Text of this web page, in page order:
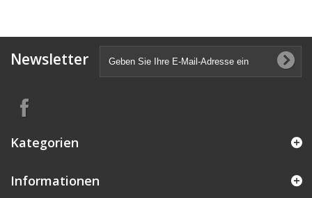
Newsletter
Kategorien
Informationen